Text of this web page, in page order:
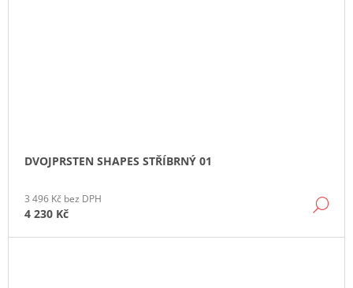
DVOJPRSTEN SHAPES STŘÍBRNÝ 01
3 496 Kč bez DPH
4 230 Kč